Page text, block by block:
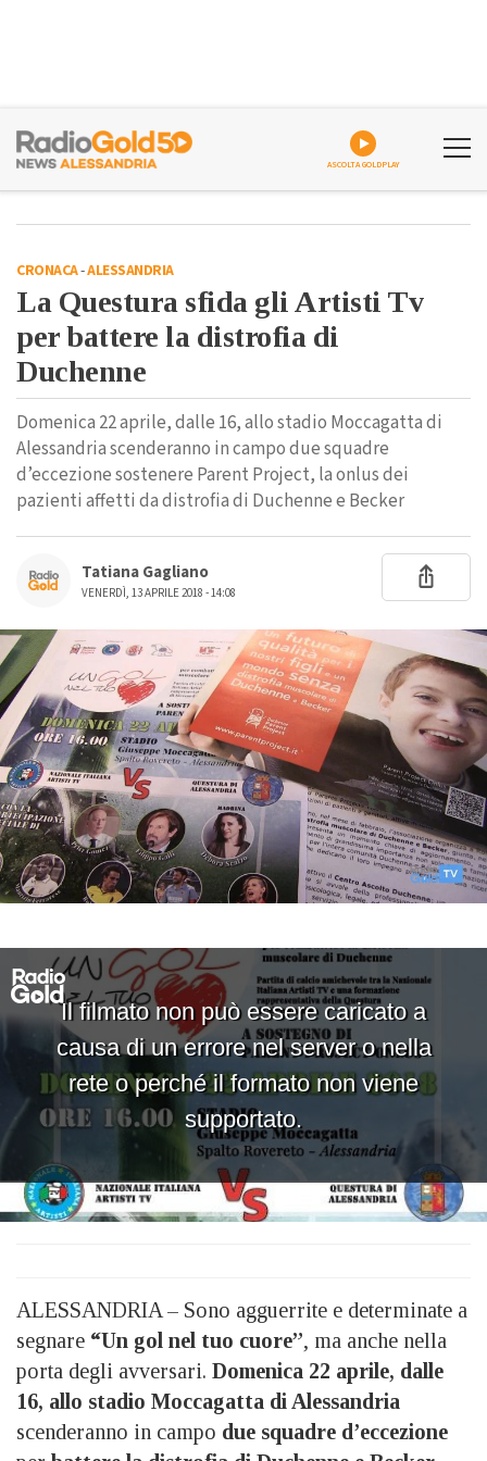
ASCOLTA GOLDPLAY
CRONACA-ALESSANDRIA
La Questura sfida gli Artisti Tv
per battere la distrofia di
Duchenne
Domenica 22 aprile, dalle 16, allo stadio Moccagatta di
Alessandria scenderanno in campo due squadre
d’eccezione sostenere Parent Project, la onlus dei
pazienti affetti da distrofia di Duchenne e Becker
Tatiana Gagliano
VENERDÌ, 13 APRILE 2018 - 14:08
ALESSANDRIA – Sono agguerrite e determinate a
segnare “Un gol nel tuo cuore”, ma anche nella
porta degli avversari. Domenica 22 aprile, dalle
16, allo stadio Moccagatta di Alessandria
scenderanno in campo due squadre d’eccezione